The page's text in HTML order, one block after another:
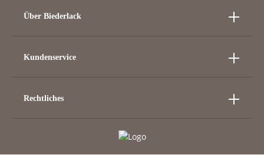
Über Biederlack
Kundenservice
Rechtliches